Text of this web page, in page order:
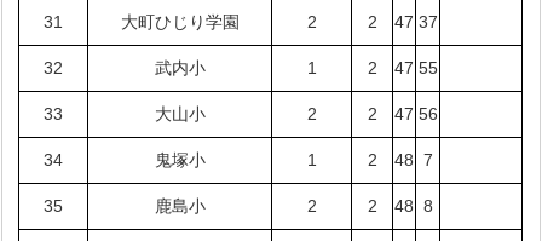
31 大町ひじり学園 2 2 47 37
32 武内小 1 2 47 55
33 大山小 2 2 47 56
34 鬼塚小 1 2 48 7
35 鹿島小 2 2 48 8